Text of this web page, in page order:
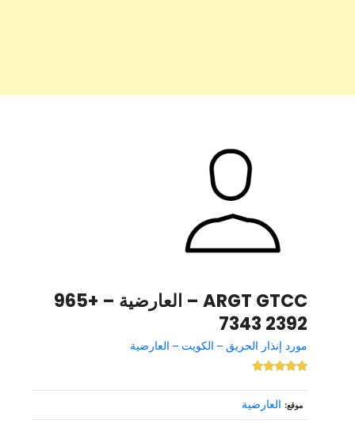
ARGT GTCC – العارضية – +965
2392 7343
مورد إنذار الحريق – الكويت – العارضية
موقع العارضية